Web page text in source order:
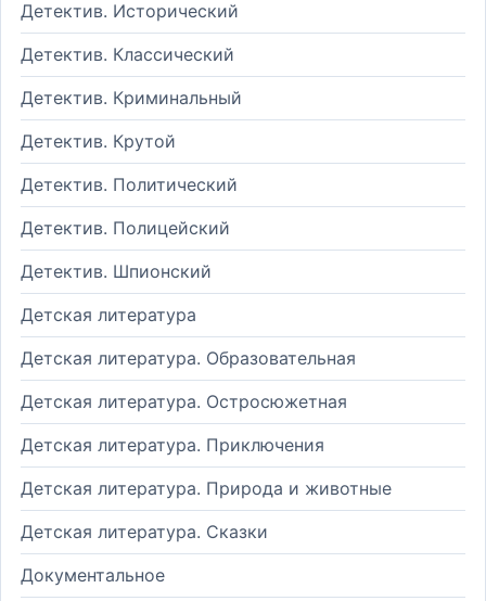
Детектив. Исторический
Детектив. Классический
Детектив. Криминальный
Детектив. Крутой
Детектив. Политический
Детектив. Полицейский
Детектив. Шпионский
Детская литература
Детская литература. Образовательная
Детская литература. Остросюжетная
Детская литература. Приключения
Детская литература. Природа и животные
Детская литература. Сказки
Документальное